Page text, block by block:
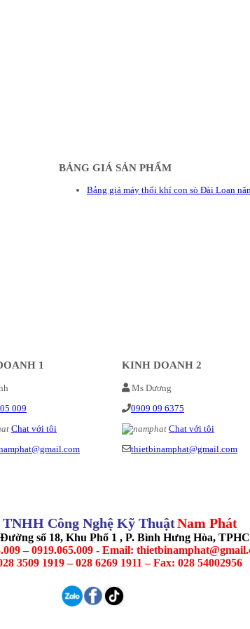
BẢNG GIÁ SẢN PHẨM
Bảng giá máy thổi khí con sò Đài Loan
1
009
Chat với tôi
KINH DOANH 2
Ms Dương
0909 09 6375
Chat với tôi
thietbinamphat@gmail.com
TNHH Công Nghệ Kỹ ThuậtNam Phát
số 18, Khu Phố 1 , P. Bình Hưng Hòa,
– 0919.065.009 - Email:
3509 1919 – 028 6269 1911 – Fax: 028 54002956